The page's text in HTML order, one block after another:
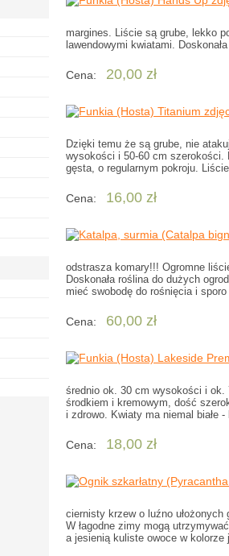
margines. Liście są grube, lekko
lawendowymi kwiatami.
Cena: 20,00 zł
Dzięki temu że są grube, nie
wysokości i 50-60 cm szerokości.
gęsta, o regularnym pokroju.
Cena: 16,00 zł
odstrasza komary!!! Ogromne
Doskonała roślina do dużych
mieć swobodę do rośnięcia i
Cena: 60,00 zł
średnio ok. 30 cm wysokości i
środkiem i kremowym, dość
i zdrowo. Kwiaty ma niemal białe
Cena: 18,00 zł
ciernisty krzew o luźno
W łagodne zimy mogą
a jesienią kuliste owoce w kolorze